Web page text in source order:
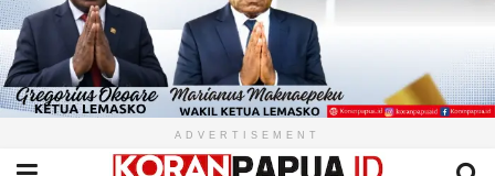
ADVERTISEMENT